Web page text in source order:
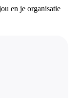
en je organisatie